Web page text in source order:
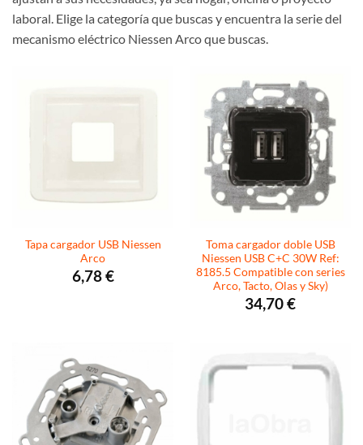
laboral. Elige la categoría que buscas y encuentra la serie del
mecanismo eléctrico Niessen Arco que buscas.
Tapa cargador USB Niessen
Arco
6,78€
Toma cargador doble USB
Niessen USB C+C 30W Ref:
8185.5 Compatible con series
Arco, Tacto, Olas y Sky)
34,70€